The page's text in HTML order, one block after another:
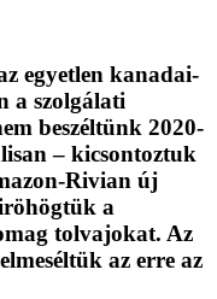
egyetlen kanadai-
a szolgálati
beszéltünk 2020-
– kicsontoztuk
Rivian új
a
tolvajokat. Az
az erre az